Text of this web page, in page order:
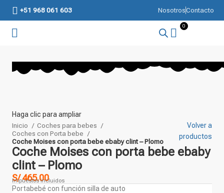
+51 968 061 603 NosotrosContacto
Haga clic para ampliar
Inicio
Coches para bebes
Coches con Porta bebe
Coche Moises con porta bebe ebaby clint – Plomo
Volver a
productos
Coche Moises con porta bebe ebaby
clint – Plomo
S/465.00
Impuestos incluidos
Portabebé con función silla de auto